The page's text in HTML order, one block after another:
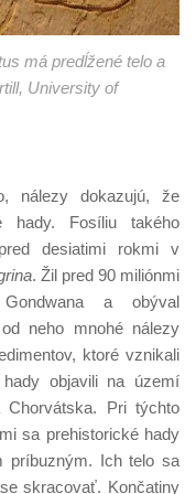
má predĺžené telo a
University of
nálezy dokazujú, že
hady. Fosíliu takého
desiatimi rokmi v
. Žil pred 90 miliónmi
a obýval
neho mnohé nálezy
ktoré vznikali
objavili na území
Chorvátska. Pri týchto
sa prehistorické hady
príbuzným. Ich telo sa
skracovať. Končatiny